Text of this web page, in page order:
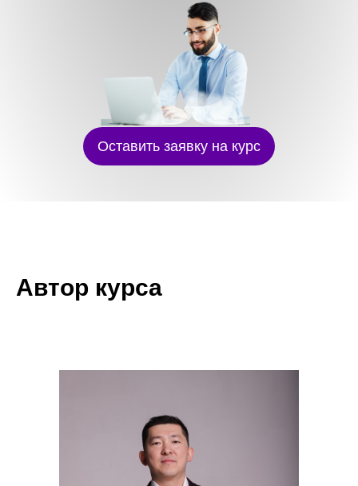
Оставить заявку на курс
Автор курса